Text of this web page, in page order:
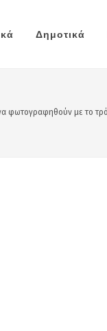
Δημοτικά
φωτογραφηθούν με το